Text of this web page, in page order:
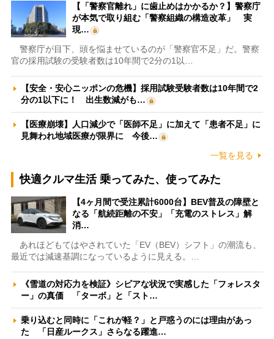
【「警察官離れ」に歯止めはかかるか？】警察庁
が本気で取り組む「警察組織の構造改革」 実
現…
警察庁が目下、頭を悩ませているのが「警察官不足」だ。警察
官の採用試験の受験者数は10年間で2分の1以…
【安全・安心ニッポンの危機】採用試験受験者数は10年間で2
分の1以下に！ 出生数減がも…
【医療崩壊】人口減少で「医師不足」に加えて「患者不足」に
見舞われ地域医療が限界に 今後…
一覧を見る
快適クルマ生活 乗ってみた、使ってみた
【4ヶ月間で受注累計6000台】BEV普及の障壁と
なる「航続距離の不安」「充電のストレス」解
消…
あれほどもてはやされていた「EV（BEV）シフト」の潮流も、
最近では減速基調になっているように見える。…
《雪道の対応力を検証》シビアな状況で実感した「フォレスタ
ー」の真価 「ターボ」と「スト…
乗り込むと同時に「これが軽？」と戸惑うのには理由があっ
た 「日産ルークス」さらなる躍進…